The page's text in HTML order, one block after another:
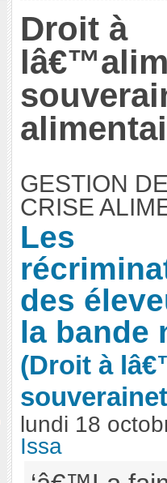
Droit à
GESTION
CRISE
Les
des
la bande
(Droit à
lundi 18
Issa